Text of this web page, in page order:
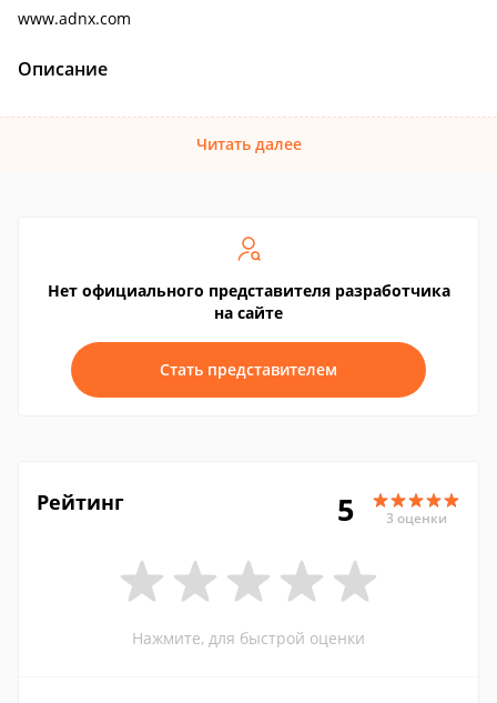
www.adnx.com
Описание
Читать далее
Нет официального представителя разработчика
на сайте
Стать представителем
Рейтинг 5 3 оценки
Нажмите, для быстрой оценки